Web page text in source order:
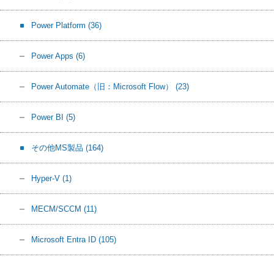
Power Platform (36)
Power Apps (6)
Power Automate（旧：Microsoft Flow） (23)
Power BI (5)
その他MS製品 (164)
Hyper-V (1)
MECM/SCCM (11)
Microsoft Entra ID (105)